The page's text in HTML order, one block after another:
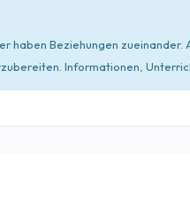
haben Beziehungen
Informationen,